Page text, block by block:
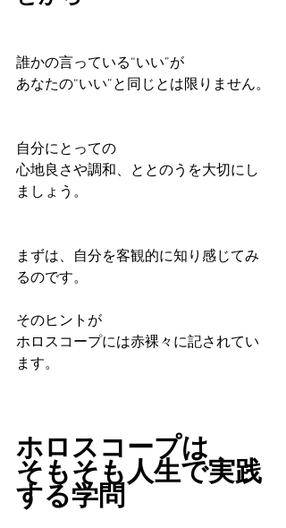
誰かの言っている“いい”が
あなたの“いい”と同じとは限りません。
自分にとっての
心地良さや調和、ととのうを大切にし
ましょう。
まずは、自分を客観的に知り感じてみ
るのです。
そのヒントが
ホロスコープには赤裸々に記されてい
ます。
ホロスコープは
そもそも人生で実践
する学問